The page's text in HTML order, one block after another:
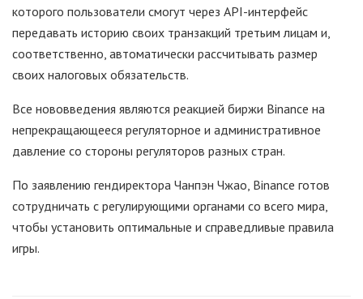
которого пользователи смогут через API-интерфейс
передавать историю своих транзакций третьим лицам и,
соответственно, автоматически рассчитывать размер
своих налоговых обязательств.
Все нововведения являются реакцией биржи Binance на
непрекращающееся регуляторное и административное
давление со стороны регуляторов разных стран.
По заявлению гендиректора Чанпэн Чжао, Binance готов
сотрудничать с регулирующими органами со всего мира,
чтобы установить оптимальные и справедливые правила
игры.